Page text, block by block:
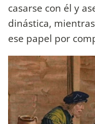
casarse con él y
dinástica,
ese papel por